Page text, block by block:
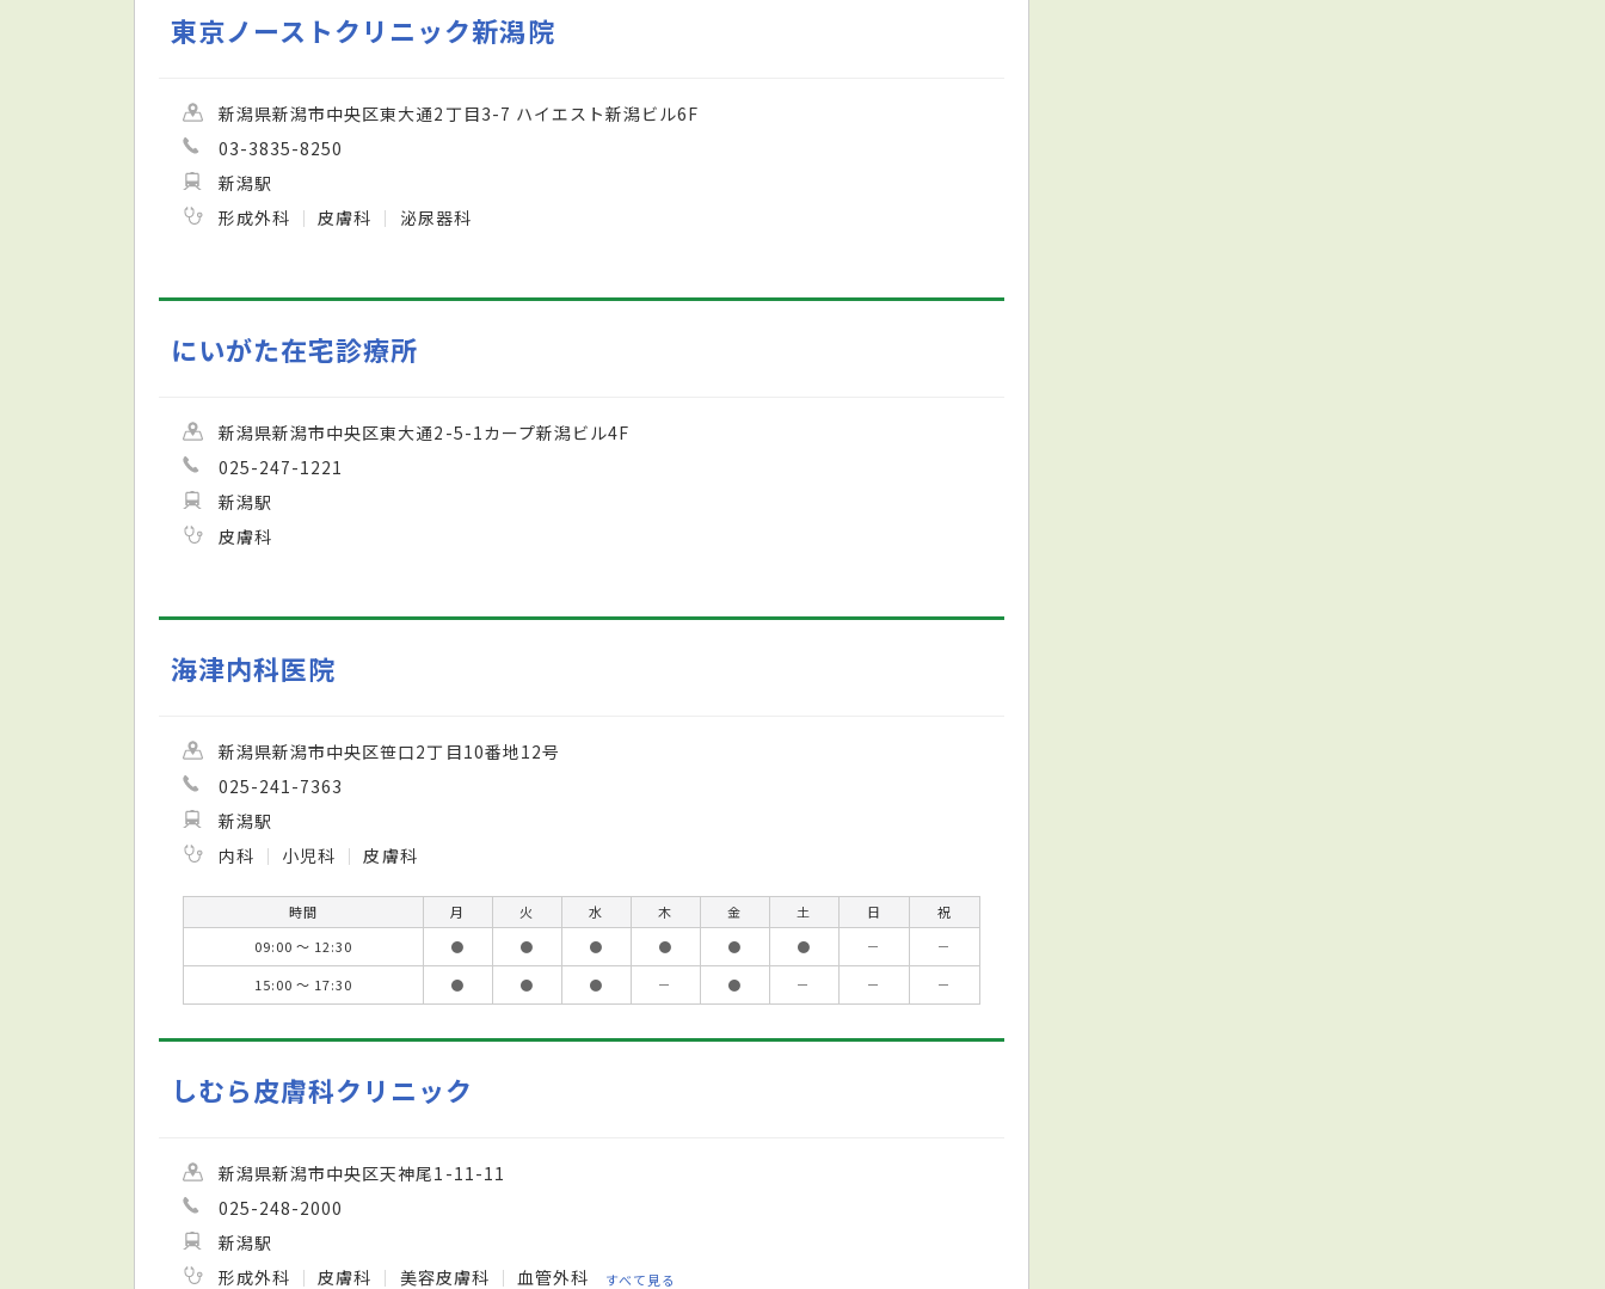
東京ノーストクリニック新潟院
新潟県新潟市中央区東大通2丁目3-7 ハイエスト新潟ビル6F
03-3835-8250
新潟駅
形成外科
皮膚科 泌尿器科
にいがた在宅診療所
新潟県新潟市中央区東大通2-5-1カープ新潟ビル4F
025-247-1221
新潟駅
皮膚科
海津内科医院
新潟県新潟市中央区笹口2丁目10番地12号
025-241-7363
新潟駅
内科
小児科 皮膚科
時間 月 火 水 木 金 土 日
祝
09:00 ～ 12:30
● ● ● ● ● ● －
－
15:00 ～ 17:30
● ● ● － ● － － －
しむら皮膚科クリニック
新潟県新潟市中央区天神尾1-11-11
025-248-2000
新潟駅
形成外科
皮膚科 美容皮膚科 血管外科 すべて見る